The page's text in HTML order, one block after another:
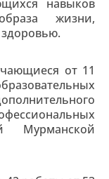
навыков
жизни,
от 11
Мурманской